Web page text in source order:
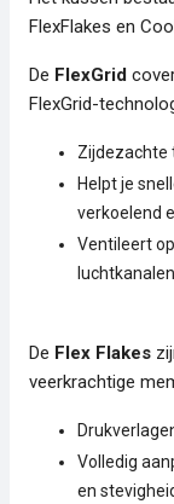
FlexFlakes en
De FlexGrid
FlexGrid-
Zijdezachte
Helpt je
verkoelend
Ventileert
luchtkanalen.
De Flex Flakes
veerkrachtige
Volledig
en